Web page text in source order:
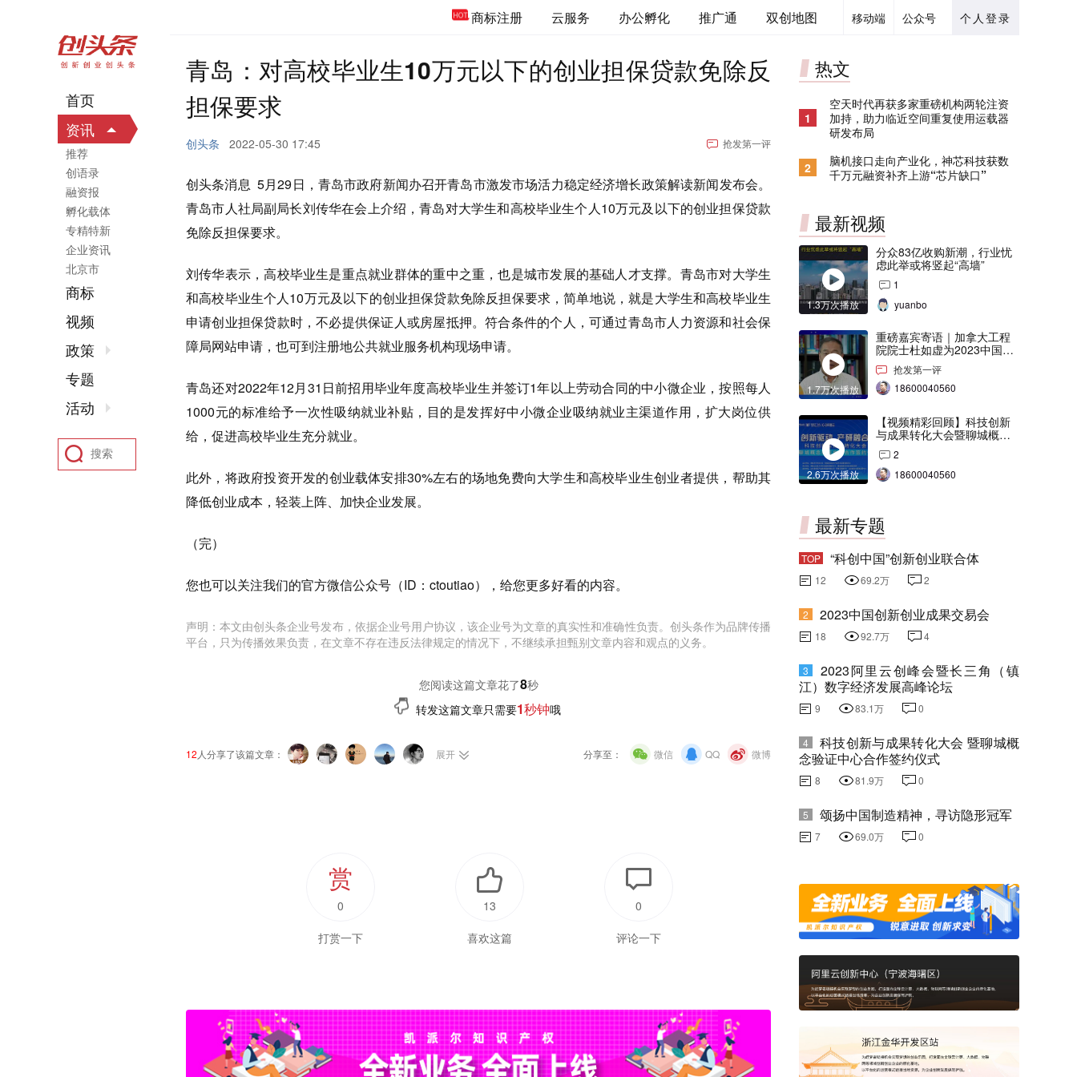
个人登录
公众号
移动端
商标注册 云服务 办公孵化 推广通 双创地图
青岛：对高校毕业生10万元以下的创业担保贷款免除反
担保要求
创头条 2022-05-30 17:45 抢发第一评
创头条消息 5月29日，青岛市政府新闻办召开青岛市激发市场活力稳定经济增长政策解读新闻发布会。
青岛市人社局副局长刘传华在会上介绍，青岛对大学生和高校毕业生个人10万元及以下的创业担保贷款
免除反担保要求。
刘传华表示，高校毕业生是重点就业群体的重中之重，也是城市发展的基础人才支撑。青岛市对大学生
和高校毕业生个人10万元及以下的创业担保贷款免除反担保要求，简单地说，就是大学生和高校毕业生
申请创业担保贷款时，不必提供保证人或房屋抵押。符合条件的个人，可通过青岛市人力资源和社会保
障局网站申请，也可到注册地公共就业服务机构现场申请。
青岛还对2022年12月31日前招用毕业年度高校毕业生并签订1年以上劳动合同的中小微企业，按照每人
1000元的标准给予一次性吸纳就业补贴，目的是发挥好中小微企业吸纳就业主渠道作用，扩大岗位供
给，促进高校毕业生充分就业。
此外，将政府投资开发的创业载体安排30%左右的场地免费向大学生和高校毕业生创业者提供，帮助其
降低创业成本，轻装上阵、加快企业发展。
（完）
您也可以关注我们的官方微信公众号（ID：ctoutiao），给您更多好看的内容。
声明：本文由创头条企业号发布，依据企业号用户协议，该企业号为文章的真实性和准确性负责。创头条作为品牌传播
平台，只为传播效果负责，在文章不存在违反法律规定的情况下，不继续承担甄别文章内容和观点的义务。
您阅读这篇文章花了9秒
转发这篇文章只需要1秒钟哦
12 人分享了该篇文章： 展开 分享至： 微信 QQ 微博
赏
打赏一下
0
喜欢这篇
13
评论一下
0
热文
1
空天时代再获多家重磅机构两轮注资
加持，助力临近空间重复使用运载器
研发布局
2
脑机接口走向产业化，神芯科技获数
千万元融资补齐上游“芯片缺口”
最新视频
1.3万次播放
分众83亿收购新潮，行业忧
虑此举或将竖起“高墙”
1
yuanbo
1.7万次播放
重磅嘉宾寄语｜加拿大工程
院院士杜如虚为2023中国创
交会打Call！
抢发第一评
18600040560
2.6万次播放
【视频精彩回顾】科技创新
与成果转化大会暨聊城概念
验证中心合作签约仪式
2
18600040560
最新专题
TOP “科创中国”创新创业联合体
12 69.2万 2
2 2023中国创新创业成果交易会
18 92.7万 4
3
2023阿里云创峰会暨长三角（镇
江）数字经济发展高峰论坛
9 83.1万 0
4
科技创新与成果转化大会 暨聊城概
念验证中心合作签约仪式
8 81.9万 0
5 颂扬中国制造精神，寻访隐形冠军
7 69.0万 0
首页
资讯
推荐
创语录
融资报
孵化载体
专精特新
企业资讯
北京市
商标
视频
政策
专题
活动